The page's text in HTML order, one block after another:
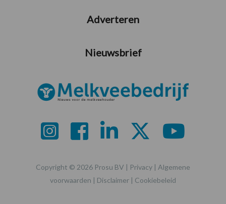
Adverteren
Nieuwsbrief
Copyright © 2026 Prosu BV | Privacy | Algemene
voorwaarden | Disclaimer | Cookiebeleid